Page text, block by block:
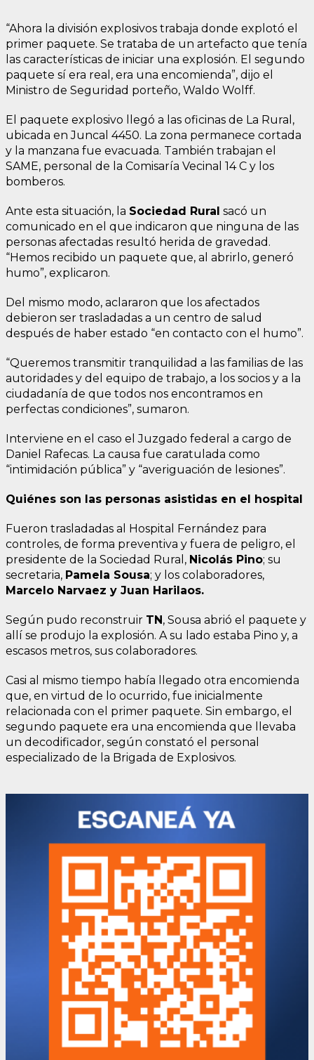
“Ahora la división explosivos trabaja donde explotó el
primer paquete. Se trataba de un artefacto que tenía
las características de iniciar una explosión. El segundo
paquete sí era real, era una encomienda”, dijo el
Ministro de Seguridad porteño, Waldo Wolff.
El paquete explosivo llegó a las oficinas de La Rural,
ubicada en Juncal 4450. La zona permanece cortada
y la manzana fue evacuada. También trabajan el
SAME, personal de la Comisaría Vecinal 14 C y los
bomberos.
Ante esta situación, la Sociedad Rural sacó un
comunicado en el que indicaron que ninguna de las
personas afectadas resultó herida de gravedad.
“Hemos recibido un paquete que, al abrirlo, generó
humo”, explicaron.
Del mismo modo, aclararon que los afectados
debieron ser trasladadas a un centro de salud
después de haber estado “en contacto con el humo”.
“Queremos transmitir tranquilidad a las familias de las
autoridades y del equipo de trabajo, a los socios y a la
ciudadanía de que todos nos encontramos en
perfectas condiciones”, sumaron.
Interviene en el caso el Juzgado federal a cargo de
Daniel Rafecas. La causa fue caratulada como
“intimidación pública” y “averiguación de lesiones”.
Quiénes son las personas asistidas en el hospital
Fueron trasladadas al Hospital Fernández para
controles, de forma preventiva y fuera de peligro, el
presidente de la Sociedad Rural, Nicolás Pino; su
secretaria, Pamela Sousa; y los colaboradores,
Marcelo Narvaez y Juan Harilaos.
Según pudo reconstruir TN, Sousa abrió el paquete y
allí se produjo la explosión. A su lado estaba Pino y, a
escasos metros, sus colaboradores.
Casi al mismo tiempo había llegado otra encomienda
que, en virtud de lo ocurrido, fue inicialmente
relacionada con el primer paquete. Sin embargo, el
segundo paquete era una encomienda que llevaba
un decodificador, según constató el personal
especializado de la Brigada de Explosivos.